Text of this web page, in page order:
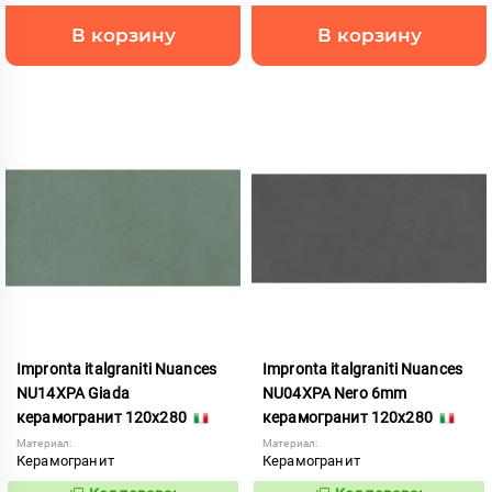
В корзину В корзину
Impronta italgraniti Nuances
NU14XPA Giada
керамогранит 120x280
Материал:
Керамогранит
Impronta italgraniti Nuances
NU04XPA Nero 6mm
керамогранит 120x280
Материал:
Керамогранит